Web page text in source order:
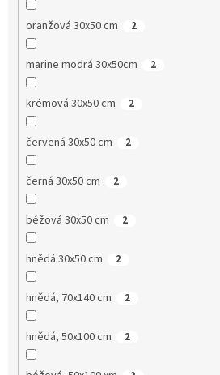
oranžová 30x50 cm 2
marine modrá 30x50cm 2
krémová 30x50 cm 2
červená 30x50 cm 2
černá 30x50 cm 2
béžová 30x50 cm 2
hnědá 30x50 cm 2
hnědá, 70x140 cm 2
hnědá, 50x100 cm 2